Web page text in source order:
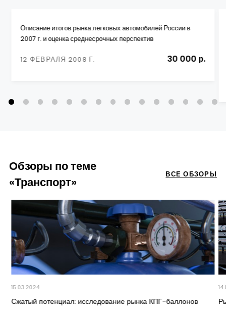
Описание итогов рынка легковых автомобилей России в
2007 г. и оценка среднесрочных перспектив
12 ФЕВРАЛЯ 2008 Г. 30 000 р.
Обзоры по теме
«Транспорт»
ВСЕ ОБЗОРЫ
15.03.2024
Сжатый потенциал: исследование рынка КПГ-баллонов